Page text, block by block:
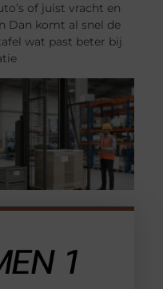
of juist vracht en
Dan komt al snel de
wat past beter bij